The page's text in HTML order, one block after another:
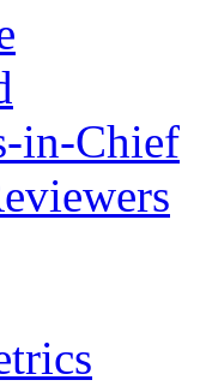
in-Chief